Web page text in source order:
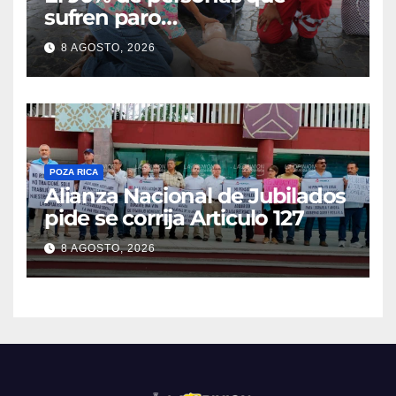
sufren paro
cardiorrespiratorio mueren
8 AGOSTO, 2026
POZA RICA
Alianza Nacional de Jubilados
pide se corrija Articulo 127
8 AGOSTO, 2026